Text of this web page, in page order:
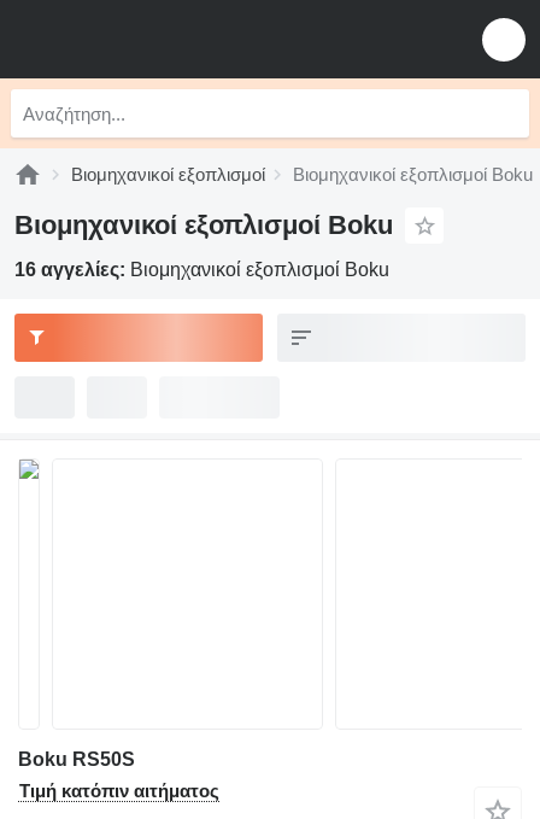
Βιομηχανικοί εξοπλισμοί Βιομηχανικοί εξοπλισμοί Boku
Βιομηχανικοί εξοπλισμοί Boku
16 αγγελίες: Βιομηχανικοί εξοπλισμοί Boku
Boku RS50S
Τιμή κατόπιν αιτήματος